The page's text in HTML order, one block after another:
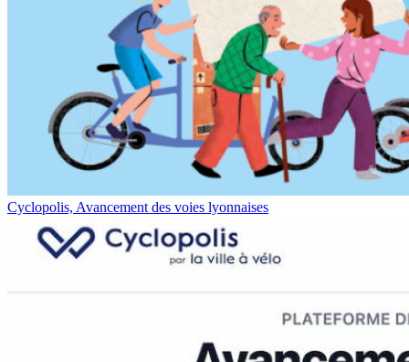
Cyclopolis, Avancement des voies lyonnaises